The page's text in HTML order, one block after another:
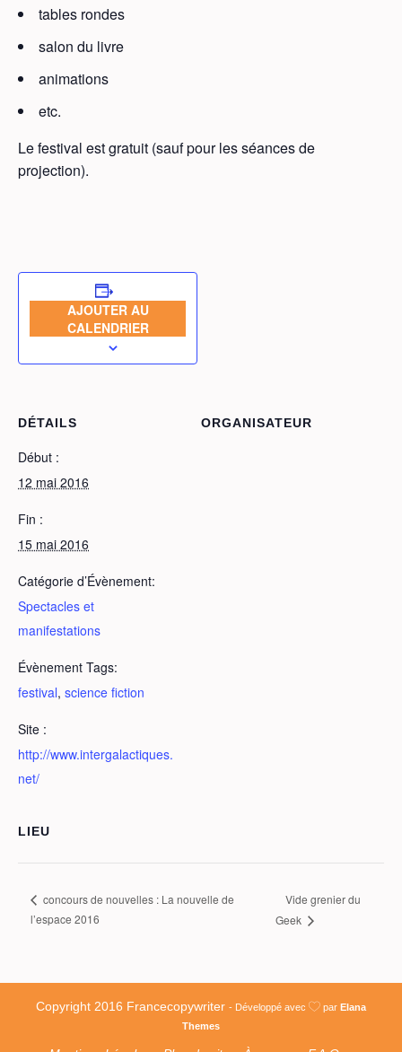
tables rondes
salon du livre
animations
etc.
Le festival est gratuit (sauf pour les séances de
projection).
AJOUTER AU
CALENDRIER
DÉTAILS
Début :
12 mai 2016
Fin :
15 mai 2016
Catégorie d’Évènement:
Spectacles et
manifestations
Évènement Tags:
festival, science fiction
Site :
http://www.intergalactiques.
net/
ORGANISATEUR
LIEU
concours de nouvelles : La nouvelle de
l’espace 2016
Vide grenier du
Geek
Copyright 2016 Francecopywriter - Développé avec par Elana
Themes